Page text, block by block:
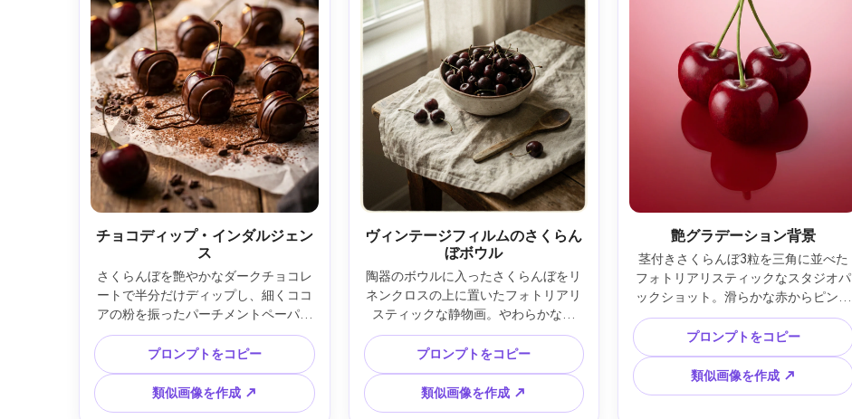
チョコディップ・インダルジェン
ス
さくらんぼを艶やかなダークチョコレ
ートで半分だけディップし、細くココ
アの粉を振ったパーチメントペーパー
の上に配置したフォトリアリスティッ
クなフード撮影。温かいスタジオ光と
柔らかい補助光、Canon EOS R5、
85mmレンズ、f/2、クリーミーなボ
ケ、ラグジュアリーデザート広告のム
プロンプトをコピー
類似画像を作成 ↗
ヴィンテージフィルムのさくらん
ぼボウル
陶器のボウルに入ったさくらんぼをリ
ネンクロスの上に置いたフォトリアリ
スティックな静物画。やわらかな窓
光、微細なフィルム調グレイン、やや
色褪せたヴィンテージカラーパレッ
ト、柔らかなビネッティング。Leica
M11、50mmレンズ、f/2.8、ノスタル
ジックで居心地の良いムード、自然な
プロンプトをコピー
類似画像を作成 ↗
艶グラデーション背景
茎付きさくらんぼ3粒を三角に並べた
フォトリアリスティックなスタジオパ
ックショット。滑らかな赤からピンク
へのグラデーション背景、コントロー
ルされた反射、シャープなエッジ、ソ
フトボックスライト、Hasselblad
X2D、80mmレンズ、f/9、高解像度、
モダンなビューティーブランド風、超
プロンプトをコピー
類似画像を作成 ↗